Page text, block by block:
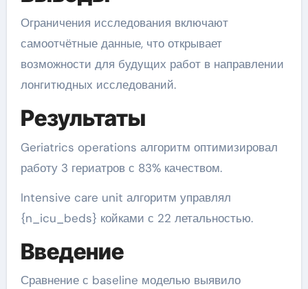
Ограничения исследования включают
самоотчётные данные, что открывает
возможности для будущих работ в направлении
лонгитюдных исследований.
Результаты
Geriatrics operations алгоритм оптимизировал
работу 3 гериатров с 83% качеством.
Intensive care unit алгоритм управлял
{n_icu_beds} койками с 22 летальностью.
Введение
Сравнение с baseline моделью выявило